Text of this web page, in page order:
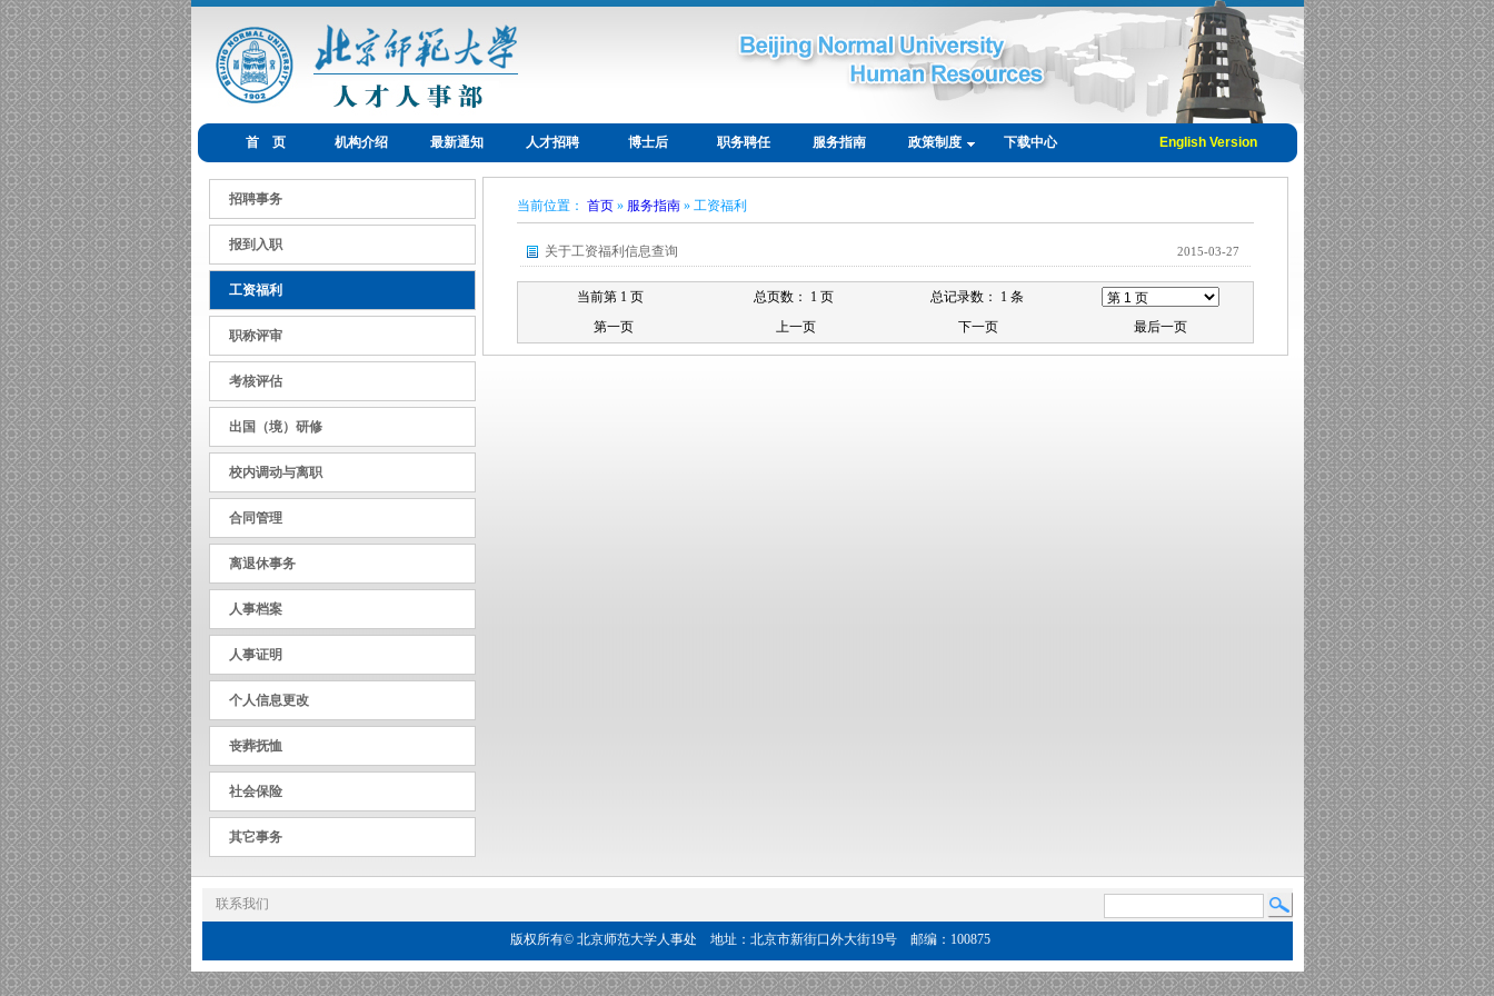
首 页 机构介绍 最新通知 人才招聘 博士后 职务聘任 服务指南 政策制度 下载中心 English Version
招聘事务
报到入职
工资福利
职称评审
考核评估
出国（境）研修
校内调动与离职
合同管理
离退休事务
人事档案
人事证明
个人信息更改
丧葬抚恤
社会保险
其它事务
当前位置： 首页» 服务指南» 工资福利
关于工资福利信息查询 2015-03-27
当前第 1 页 总页数： 1 页
总记录数： 1 条
第一页
上一页 下一页 最后一页
联系我们
版权所有© 北京师范大学人事处 地址：北京市新街口外大街19号 邮编：100875